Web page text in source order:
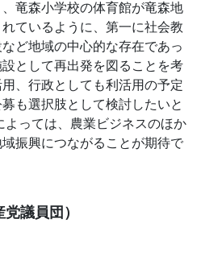
竜森小学校の体育館が竜森地
ているように、第一に社会教
ど地域の中心的な存在であっ
として再出発を図ることを考
、行政としても利活用の予定
も選択肢として検討したいと
よっては、農業ビジネスのほか
振興につながることが期待で
議員団）